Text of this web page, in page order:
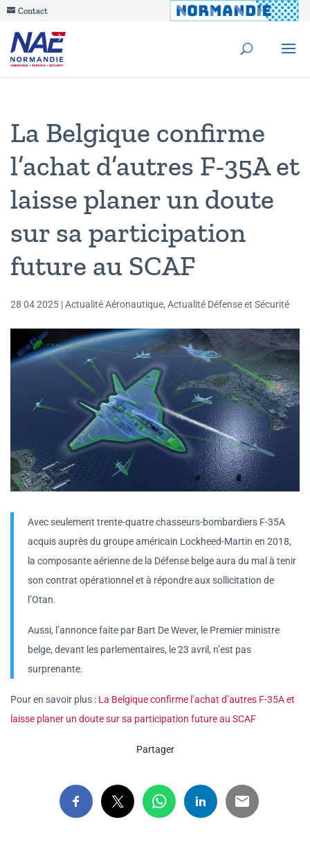
Contact
La Belgique confirme
l’achat d’autres F-35A et
laisse planer un doute
sur sa participation
future au SCAF
28 04 2025 |Actualité Aéronautique, Actualité Défense et Sécurité
Avec seulement trente-quatre chasseurs-bombardiers F-35A
acquis auprès du groupe américain Lockheed-Martin en 2018,
la composante aérienne de la Défense belge aura du mal à tenir
son contrat opérationnel et à répondre aux sollicitation de
l’Otan.
Aussi, l’annonce faite par Bart De Wever, le Premier ministre
belge, devant les parlementaires, le 23 avril, n’est pas
surprenante.
Pour en savoir plus : La Belgique confirme l’achat d’autres F-35A et
laisse planer un doute sur sa participation future au SCAF
Partager